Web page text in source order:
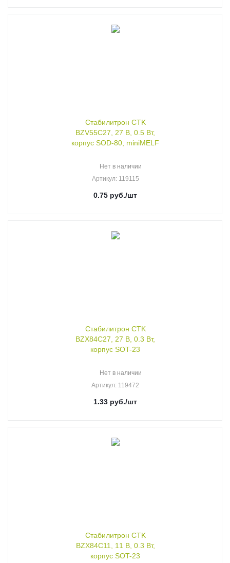
Стабилитрон CTK
BZV55C27, 27 В, 0.5 Вт,
корпус SOD-80, miniMELF
Нет в наличии
Артикул: 119115
0.75 руб./шт
Стабилитрон CTK
BZX84C27, 27 В, 0.3 Вт,
корпус SOT-23
Нет в наличии
Артикул: 119472
1.33 руб./шт
Стабилитрон CTK
BZX84C11, 11 В, 0.3 Вт,
корпус SOT-23